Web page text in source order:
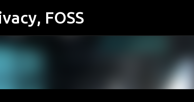
Μετάβαση στο κύριο περιεχόμενο
FOSS